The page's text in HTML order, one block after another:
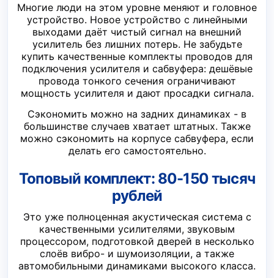
Многие люди на этом уровне меняют и головное
устройство. Новое устройство с линейными
выходами даёт чистый сигнал на внешний
усилитель без лишних потерь. Не забудьте
купить качественные комплекты проводов для
подключения усилителя и сабвуфера: дешёвые
провода тонкого сечения ограничивают
мощность усилителя и дают просадки сигнала.
Сэкономить можно на задних динамиках - в
большинстве случаев хватает штатных. Также
можно сэкономить на корпусе сабвуфера, если
делать его самостоятельно.
Топовый комплект: 80-150 тысяч
рублей
Это уже полноценная акустическая система с
качественными усилителями, звуковым
процессором, подготовкой дверей в несколько
слоёв вибро- и шумоизоляции, а также
автомобильными динамиками высокого класса.